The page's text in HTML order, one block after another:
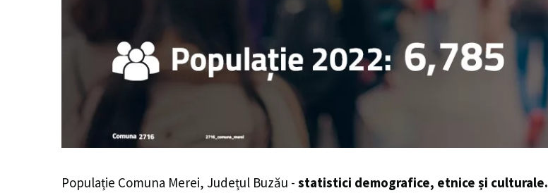
Populație Comuna Merei, Județul Buzău - statistici demografice, etnice și culturale.